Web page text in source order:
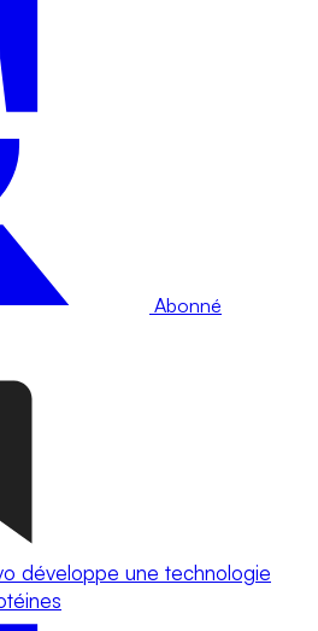
Abonné
développe une technologie